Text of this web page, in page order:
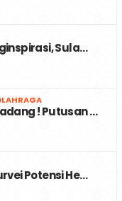
Sula…
! Putusan …
Potensi He…